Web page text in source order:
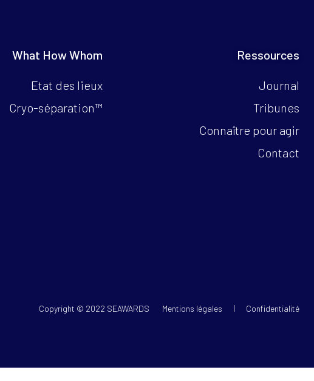
What How Whom
Etat des lieux
Cryo-séparation™
Ressources
Journal
Tribunes
Connaître pour agir
Contact
Copyright © 2022 SEAWARDS Mentions légales Confidentialité